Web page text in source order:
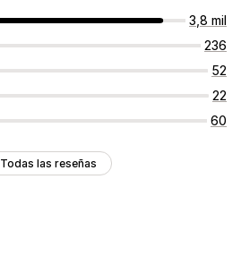
3,8 mil
236
52
22
60
Todas las reseñas